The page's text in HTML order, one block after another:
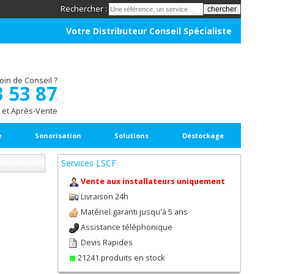
Rechercher :
Votre Distributeur Conseil Spécialiste
de Conseil ?
53 87
et Après-Vente
Sonorisation Solutions Déstockage
Services LSCF
Vente aux installateurs uniquement
Livraison 24h
Matériel garanti jusqu'à 5 ans
Assistance téléphonique
Devis Rapides
21241 produits en stock